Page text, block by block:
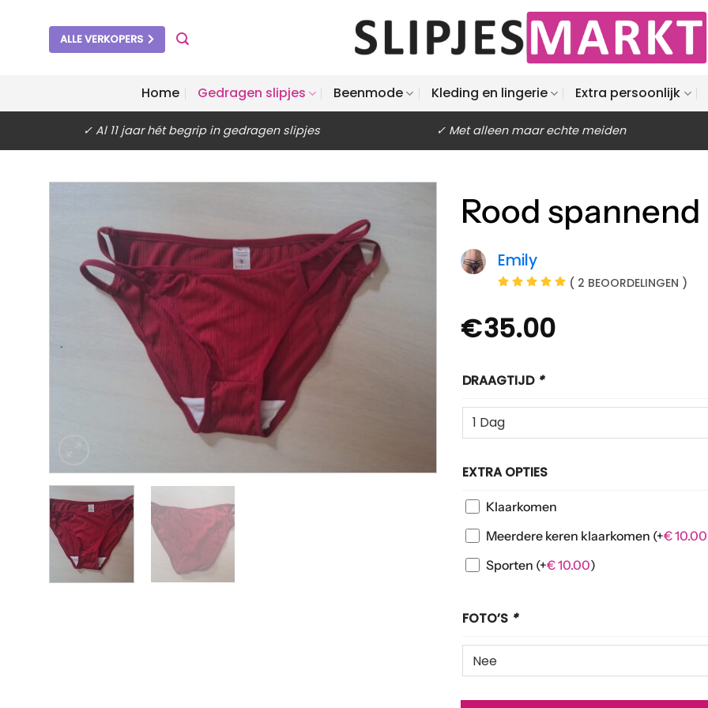
ALLE VERKOPERS
Home Gedragen slipjes Beenmode Kleding en lingerie Extra persoonlijk
✓ Al 11 jaar hét begrip in gedragen slipjes ✓ Met alleen maar echte meiden
Rood
Emily
( 2 BEOORDELINGEN )
€35.00
DRAAGTIJD *
EXTRA OPTIES
Klaarkomen
Meerdere keren klaarkomen (+€10.00
Sporten (+€10.00)
FOTO’S *